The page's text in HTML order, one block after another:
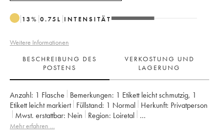
13% 0.75 L INTENSITÄT
Weitere Informationen
BESCHREIBUNG DES
POSTENS
VERKOSTUNG UND
LAGERUNG
Anzahl: 1 Flasche Bemerkungen: 1 Etikett leicht schmutzig, 1
Etikett leicht markiert Füllstand: 1 Normal Herkunft:
privatperson
Mwst. erstattbar:
nein Region: Loiretal
Appellation: Pouilly-Fumé
Mehr erfahren …